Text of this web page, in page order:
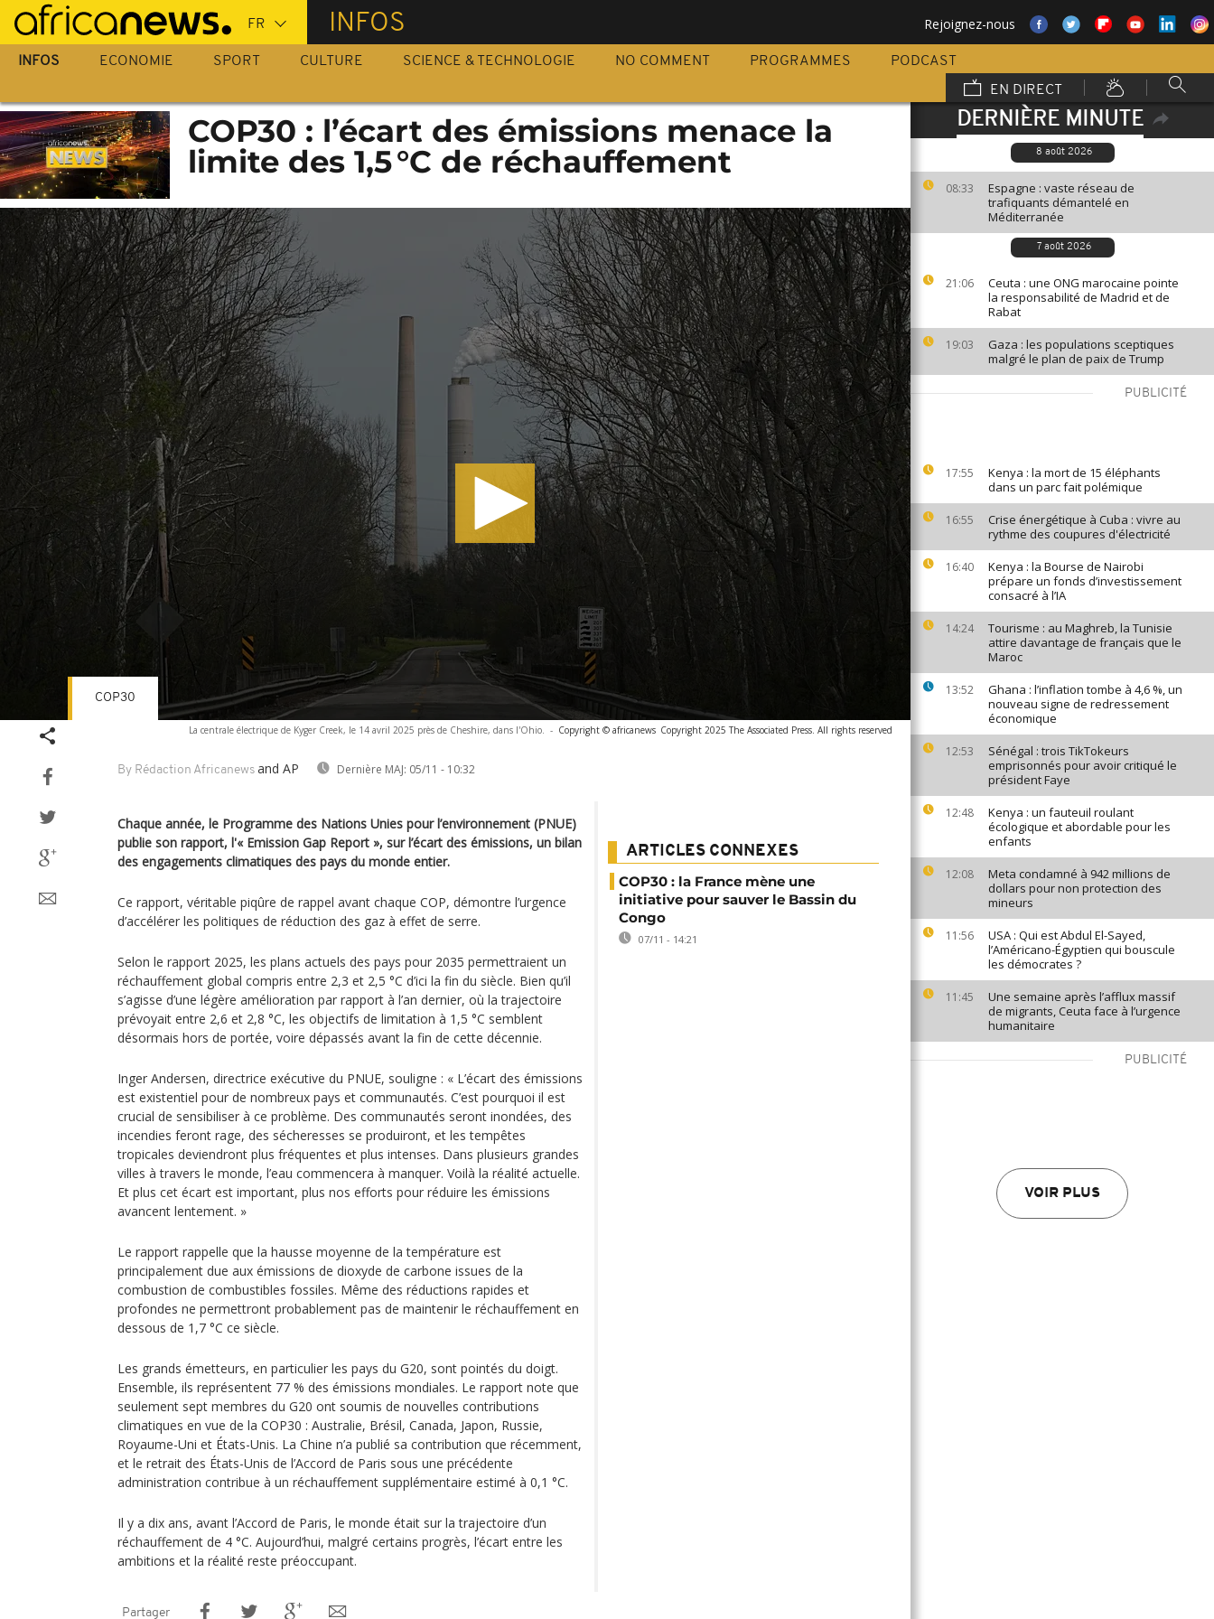
Passer
au
contenu
INFOS Rejoignez-nous
INFOS ECONOMIE SPORT CULTURE SCIENCE & TECHNOLOGIE NO COMMENT PROGRAMMES
PODCAST
EN DIRECT
DERNIÈRE MINUTE
8 août 2026
08:33
Espagne : vaste réseau de
trafiquants démantelé en
Méditerranée
7 août 2026
21:06
Ceuta : une ONG marocaine pointe
la responsabilité de Madrid et de
Rabat
19:03
Gaza : les populations sceptiques
malgré le plan de paix de Trump
PUBLICITÉ
17:55
Kenya : la mort de 15 éléphants
dans un parc fait polémique
16:55
Crise énergétique à Cuba : vivre au
rythme des coupures d'électricité
16:40
Kenya : la Bourse de Nairobi
prépare un fonds d’investissement
consacré à l’IA
14:24
Tourisme : au Maghreb, la Tunisie
attire davantage de français que le
Maroc
13:52
Ghana : l’inflation tombe à 4,6 %, un
nouveau signe de redressement
économique
12:53
Sénégal : trois TikTokeurs
emprisonnés pour avoir critiqué le
président Faye
12:48
Kenya : un fauteuil roulant
écologique et abordable pour les
enfants
12:08
Meta condamné à 942 millions de
dollars pour non protection des
mineurs
11:56
USA : Qui est Abdul El-Sayed,
l’Américano-Égyptien qui bouscule
les démocrates ?
11:45
Une semaine après l’afflux massif
de migrants, Ceuta face à l’urgence
humanitaire
PUBLICITÉ
VOIR PLUS
COP30 : l’écart des émissions menace la
limite des 1,5 °C de réchauffement
La centrale électrique de Kyger Creek, le 14 avril 2025 près de Cheshire, dans l'Ohio. - Copyright © africanews Copyright 2025 The Associated Press. All rights reserved
By Rédaction Africanews and AP Dernière MAJ: 05/11 - 10:32
COP30
Chaque année, le Programme des Nations Unies pour l’environnement (PNUE)
publie son rapport, l'« Emission Gap Report », sur l’écart des émissions, un bilan
des engagements climatiques des pays du monde entier.
Ce rapport, véritable piqûre de rappel avant chaque COP, démontre l’urgence
d’accélérer les politiques de réduction des gaz à effet de serre.
Selon le rapport 2025, les plans actuels des pays pour 2035 permettraient un
réchauffement global compris entre 2,3 et 2,5 °C d’ici la fin du siècle. Bien qu’il
s’agisse d’une légère amélioration par rapport à l’an dernier, où la trajectoire
prévoyait entre 2,6 et 2,8 °C, les objectifs de limitation à 1,5 °C semblent
désormais hors de portée, voire dépassés avant la fin de cette décennie.
Inger Andersen, directrice exécutive du PNUE, souligne : « L’écart des émissions
est existentiel pour de nombreux pays et communautés. C’est pourquoi il est
crucial de sensibiliser à ce problème. Des communautés seront inondées, des
incendies feront rage, des sécheresses se produiront, et les tempêtes
tropicales deviendront plus fréquentes et plus intenses. Dans plusieurs grandes
villes à travers le monde, l’eau commencera à manquer. Voilà la réalité actuelle.
Et plus cet écart est important, plus nos efforts pour réduire les émissions
avancent lentement. »
Le rapport rappelle que la hausse moyenne de la température est
principalement due aux émissions de dioxyde de carbone issues de la
combustion de combustibles fossiles. Même des réductions rapides et
profondes ne permettront probablement pas de maintenir le réchauffement en
dessous de 1,7 °C ce siècle.
Les grands émetteurs, en particulier les pays du G20, sont pointés du doigt.
Ensemble, ils représentent 77 % des émissions mondiales. Le rapport note que
seulement sept membres du G20 ont soumis de nouvelles contributions
climatiques en vue de la COP30 : Australie, Brésil, Canada, Japon, Russie,
Royaume-Uni et États-Unis. La Chine n’a publié sa contribution que récemment,
et le retrait des États-Unis de l’Accord de Paris sous une précédente
administration contribue à un réchauffement supplémentaire estimé à 0,1 °C.
Il y a dix ans, avant l’Accord de Paris, le monde était sur la trajectoire d’un
réchauffement de 4 °C. Aujourd’hui, malgré certains progrès, l’écart entre les
ambitions et la réalité reste préoccupant.
ARTICLES CONNEXES
COP30 : la France mène une
initiative pour sauver le Bassin du
Congo
07/11 - 14:21
Partager